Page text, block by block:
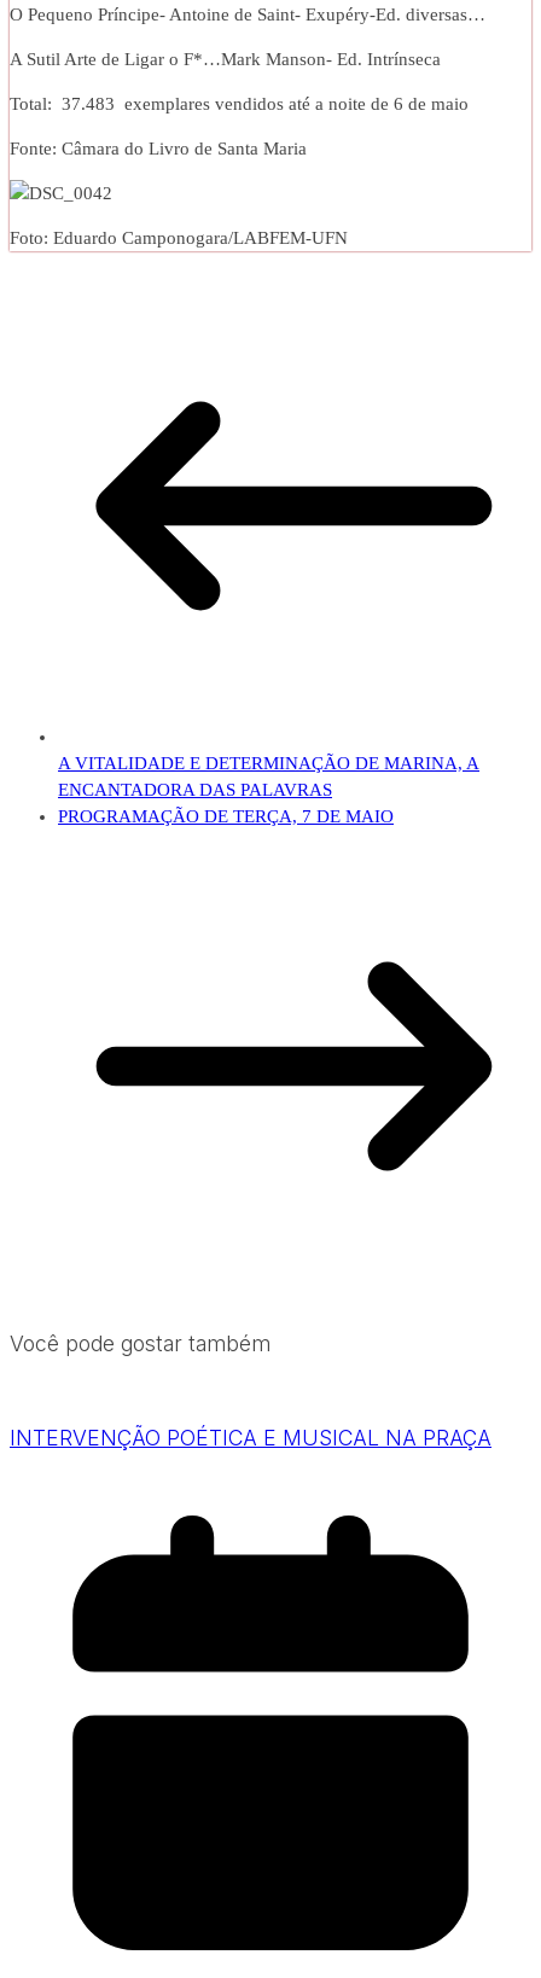
O Pequeno Príncipe- Antoine de Saint- Exupéry-Ed. diversas…
A Sutil Arte de Ligar o F*…Mark Manson- Ed. Intrínseca
Total: 37.483 exemplares vendidos até a noite de 6 de maio
Fonte: Câmara do Livro de Santa Maria
Foto: Eduardo Camponogara/LABFEM-UFN
A VITALIDADE E DETERMINAÇÃO DE MARINA, A
ENCANTADORA DAS PALAVRAS
PROGRAMAÇÃO DE TERÇA, 7 DE MAIO
Você pode gostar também
INTERVENÇÃO POÉTICA E MUSICAL NA PRAÇA